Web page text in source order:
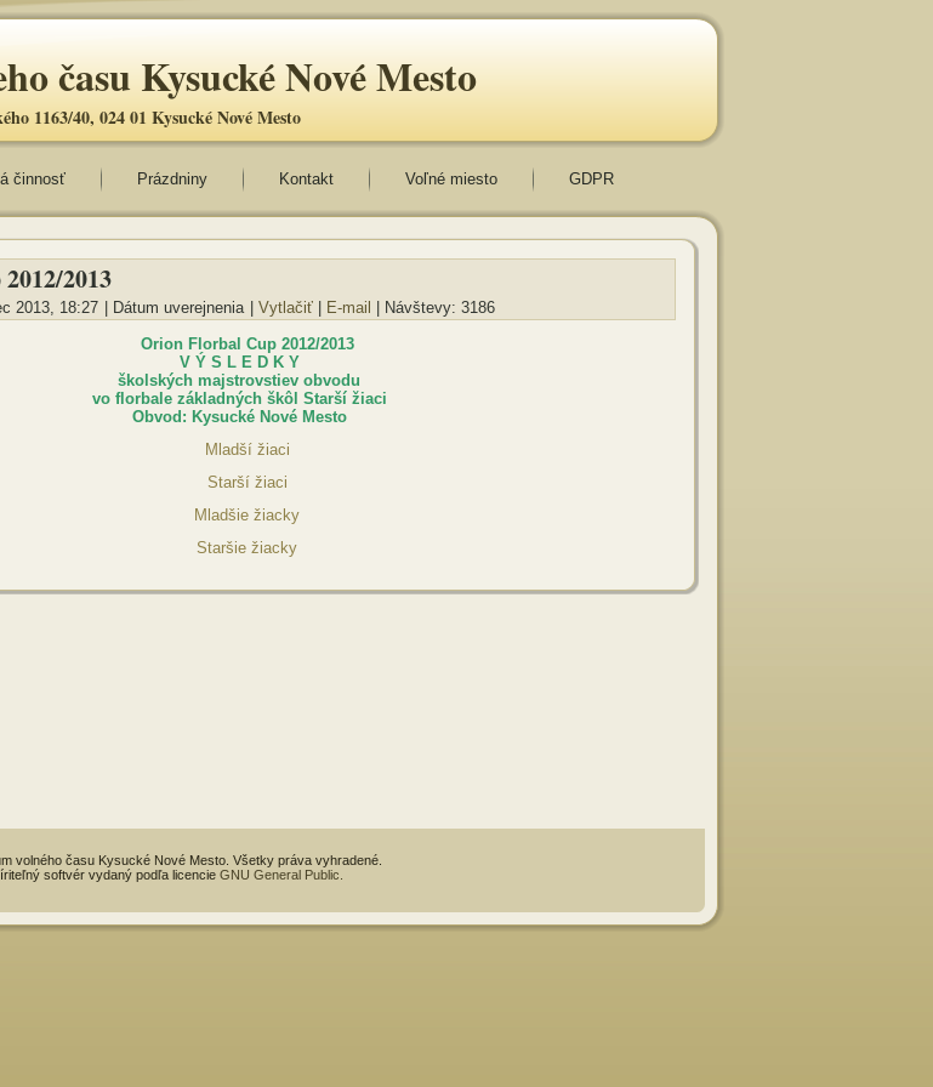
času Kysucké Nové Mesto
1163/40, 024 01 Kysucké Nové Mesto
činnosť Prázdniny Kontakt Voľné miesto GDPR
2013
2013, 18:27 Dátum uverejnenia Vytlačiť E-mail
| Návštevy: 3186
Orion Florbal Cup 2012/2013
V Ý S L E D K Y
školských majstrovstiev obvodu
vo florbale základných škôl Starší žiaci
Obvod: Kysucké Nové Mesto
Mladší žiaci
Starší žiaci
Mladšie žiacky
Staršie žiacky
volného času Kysucké Nové Mesto. Všetky práva vyhradené.
softvér vydaný podľa licencie GNU General Public.